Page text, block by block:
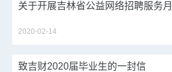
关于开展吉林省公益网络招聘服务
2020-02-14
致吉财2020届毕业生的一封信